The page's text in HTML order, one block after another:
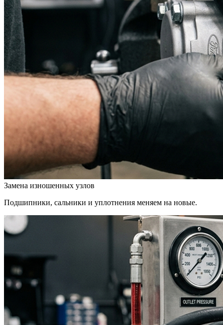
Замена изношенных узлов
Подшипники, сальники и уплотнения меняем на новые.